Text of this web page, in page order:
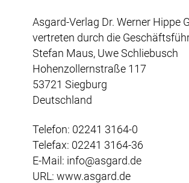
Asgard-Verlag Dr. Werner Hippe
vertreten durch die
Stefan Maus, Uwe Schliebusch
Hohenzollernstraße 117
53721 Siegburg
Deutschland
Telefon: 02241 3164-0
Telefax: 02241 3164-36
E-Mail: info@asgard.de
URL: www.asgard.de